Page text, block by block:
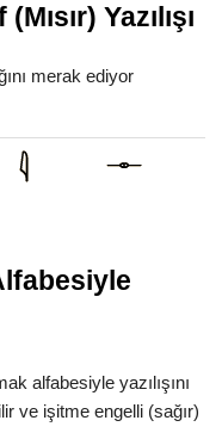
Yazılışı
merak ediyor
alfabesiyle yazılışını
ve işitme engelli (sağır)